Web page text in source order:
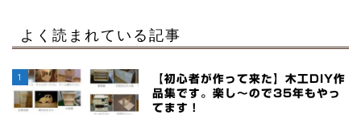
よく読まれている記事
1
【初心者が作って来た】木工DIY作
品集です。楽し～ので35年もやっ
てます！